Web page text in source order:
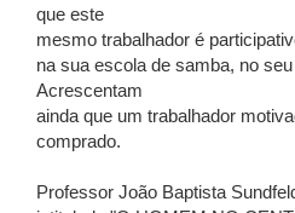
que este
mesmo trabalhador é
na sua escola de samba, no
Acrescentam
ainda que um trabalhador
comprado.
Professor João Baptista